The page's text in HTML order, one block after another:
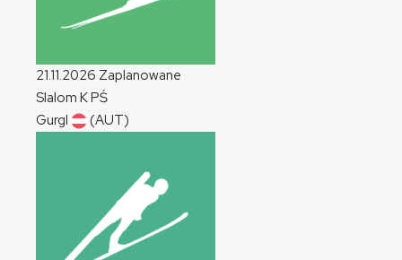
21.11.2026 Zaplanowane
Slalom KPŚ
Gurgl
(AUT)